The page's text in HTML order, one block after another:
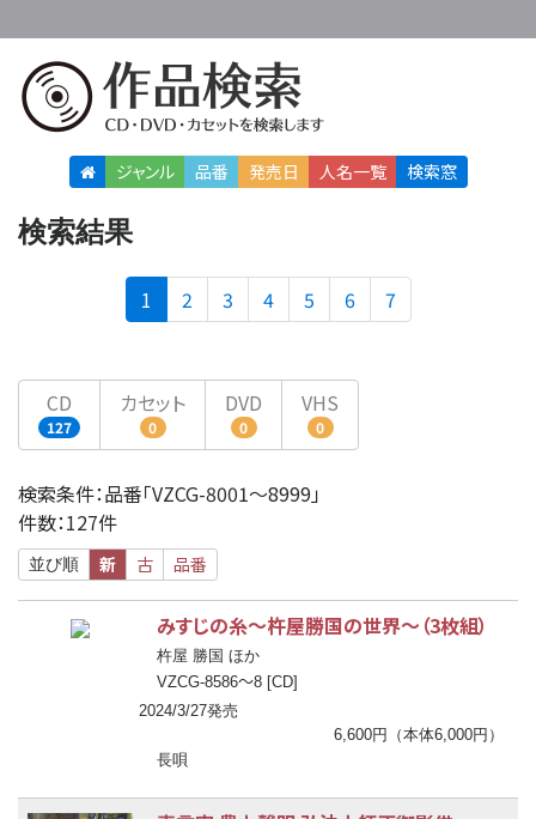
ジャンル 品番 発売日 人名一覧 検索窓
検索結果
1 (current)
2 3 4 5 6 7
CD
127
カセット
0
DVD
0
VHS
0
検索条件：品番「VZCG-8001〜8999」
件数：127件
並び順 新 古 品番
みすじの糸～杵屋勝国の世界～（3枚組）
杵屋 勝国 ほか
VZCG-8586〜8 [CD]
2024/3/27発売
6,600円（本体6,000円）
長唄